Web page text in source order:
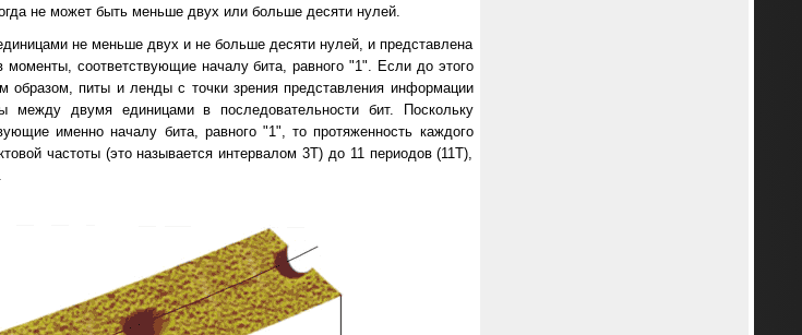
не может быть меньше двух или больше десяти нулей.
не меньше двух и не больше десяти нулей, и представлена
соответствующие началу бита, равного "1". Если до этого
образом, питы и ленды с точки зрения представления информации
между двумя единицами в последовательности бит. Поскольку
именно началу бита, равного "1", то протяженность каждого
частоты (это называется интервалом 3Т) до 11 периодов (11Т),